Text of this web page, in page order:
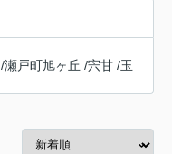
/瀬戸町旭ヶ丘 /宍甘 /玉